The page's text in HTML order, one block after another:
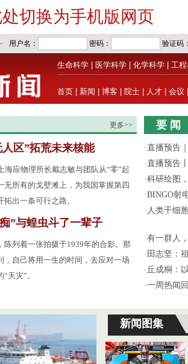
切换为手机版网页
生命科学 医学科学 化学科学 工
首页 新闻 博客 院士 人才 会议
更多>>
区”拓荒未来核能
海应物理所长戴志敏与团队从“零”起
无所有的戈壁滩上，为我国掌握第四
出一条可行之路。
”与蝗虫斗了一辈子
陈列着一张拍摄于1939年的合影。那
，自己将用一生的时间，去应对一场
天灾”。
要 闻
·直播预告
·直播预告
·科研绘图
·BINGO射
· 人类干细
·有一群人
· 田志坚：
· 丘成桐：
·一周热闻
新闻图集